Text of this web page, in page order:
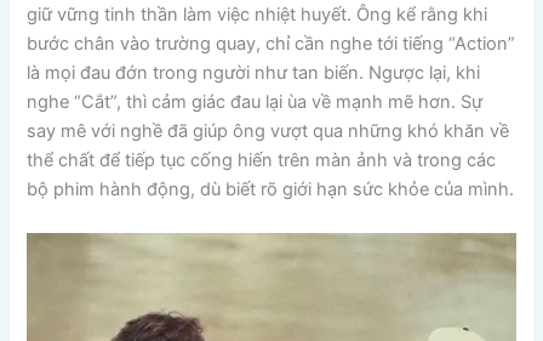
giữ vững tinh thần làm việc nhiệt huyết. Ông kể rằng khi
bước chân vào trường quay, chỉ cần nghe tới tiếng “Action”
là mọi đau đớn trong người như tan biến. Ngược lại, khi
nghe “Cắt”, thì cảm giác đau lại ùa về mạnh mẽ hơn. Sự
say mê với nghề đã giúp ông vượt qua những khó khăn về
thể chất để tiếp tục cống hiến trên màn ảnh và trong các
bộ phim hành động, dù biết rõ giới hạn sức khỏe của mình.